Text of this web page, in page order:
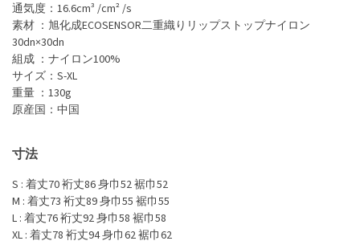
通気度：16.6cm³ /cm² /s
素材 ：旭化成ECOSENSOR二重織りリップストップナイロン
30dn×30dn
組成 ：ナイロン100%
サイズ：S-XL
重量 ：130g
原産国：中国
寸法
S : 着丈70 裄丈86 身巾52 裾巾52
M : 着丈73 裄丈89 身巾55 裾巾55
L : 着丈76 裄丈92 身巾58 裾巾58
XL : 着丈78 裄丈94 身巾62 裾巾62